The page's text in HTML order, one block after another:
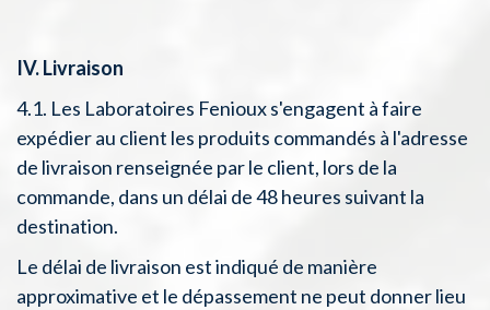
IV. Livraison
4.1. Les Laboratoires Fenioux s'engagent à faire
expédier au client les produits commandés à l'adresse
de livraison renseignée par le client, lors de la
commande, dans un délai de 48 heures suivant la
destination.
Le délai de livraison est indiqué de manière
approximative et le dépassement ne peut donner lieu